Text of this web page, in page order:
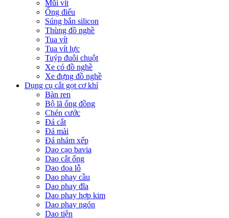
Mũi vít
Ống điếu
Súng bắn silicon
Thùng đồ nghề
Tua vít
Tua vít lực
Tuýp đuôi chuột
Xe có đồ nghề
Xe đựng đồ nghề
Dụng cụ cắt gọt cơ khí
Bàn ren
Bộ lã ống đồng
Chén cước
Đá cắt
Đá mài
Đá nhám xếp
Dao cạo bavia
Dao cắt ống
Dao doa lỗ
Dao phay cầu
Dao phay đĩa
Dao phay hợp kim
Dao phay ngón
Dao tiện